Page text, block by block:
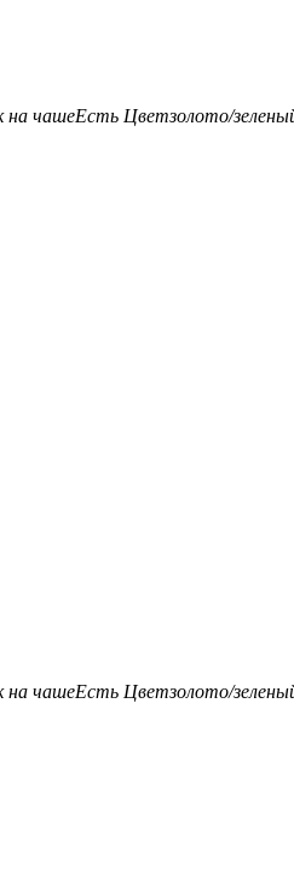
на чашеЕсть Цветзолото/
на чашеЕсть Цветзолото/